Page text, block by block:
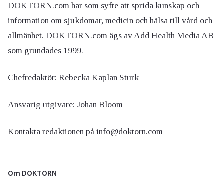
DOKTORN.com har som syfte att sprida kunskap och
information om sjukdomar, medicin och hälsa till vård och
allmänhet. DOKTORN.com ägs av Add Health Media AB
som grundades 1999.
Chefredaktör: Rebecka Kaplan Sturk
Ansvarig utgivare: Johan Bloom
Kontakta redaktionen på info@doktorn.com
Om DOKTORN